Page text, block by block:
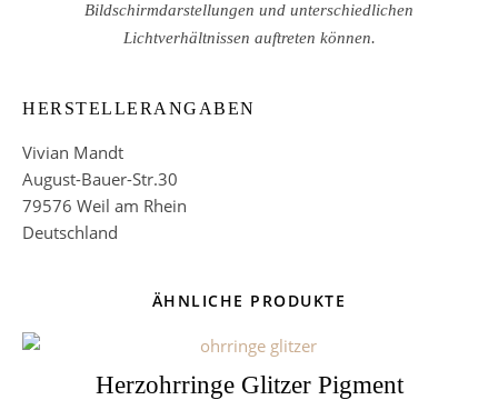
Bildschirmdarstellungen und unterschiedlichen
Lichtverhältnissen auftreten können.
HERSTELLERANGABEN
Vivian Mandt
August-Bauer-Str.30
79576 Weil am Rhein
Deutschland
ÄHNLICHE PRODUKTE
Herzohrringe Glitzer Pigment